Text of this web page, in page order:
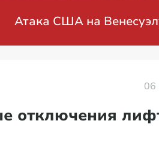
Атака США на
06
отключения